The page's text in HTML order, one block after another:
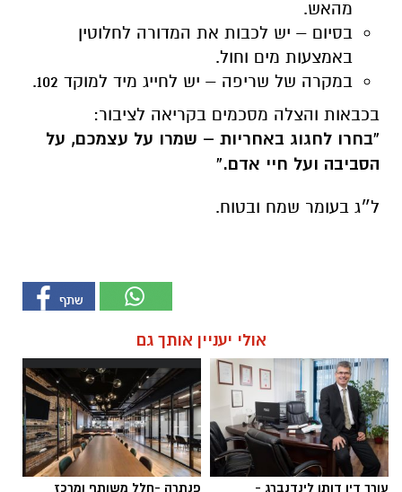
מהאש.
בסיום – יש לכבות את המדורה לחלוטין
באמצעות מים וחול.
במקרה של שריפה – יש לחייג מיד למוקד 102.
בכבאות והצלה מסכמים בקריאה לציבור:
“בחרו לחגוג באחריות – שמרו על עצמכם, על
הסביבה ועל חיי אדם.”
ל״ג בעומר שמח ובטוח.
אולי יעניין אותך גם
עורך דין דותן לינדנברג - פנתרה -חלל משותף ומרכז